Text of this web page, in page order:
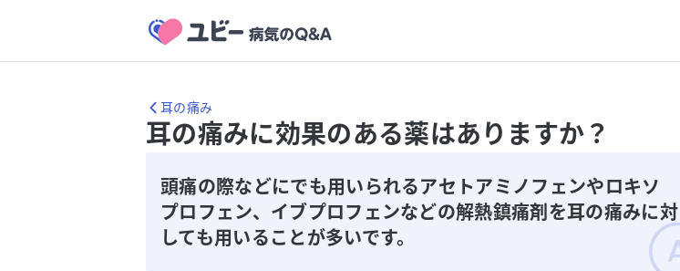
耳の痛み
耳の痛みに効果のある薬はありますか？
頭痛の際などにでも用いられるアセトアミノフェンやロキソ
プロフェン、イブプロフェンなどの解熱鎮痛剤を耳の痛みに対
しても用いることが多いです。